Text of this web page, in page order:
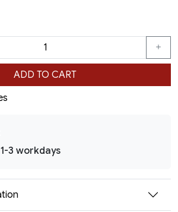
ADD TO CART
3 workdays